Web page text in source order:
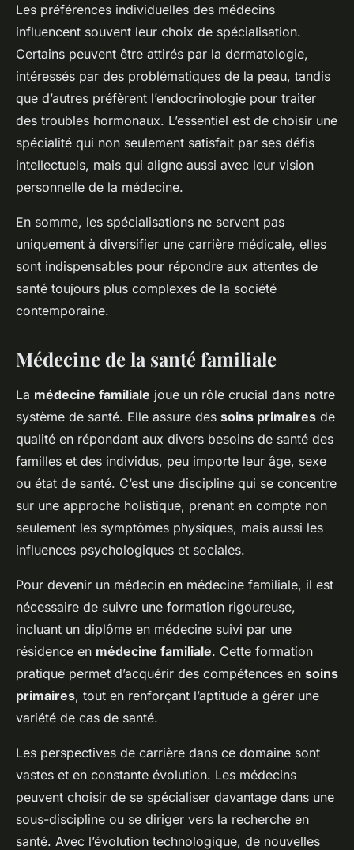
Les préférences individuelles des médecins
influencent souvent leur choix de spécialisation.
Certains peuvent être attirés par la dermatologie,
intéressés par des problématiques de la peau, tandis
que d’autres préfèrent l’endocrinologie pour traiter
des troubles hormonaux. L’essentiel est de choisir une
spécialité qui non seulement satisfait par ses défis
intellectuels, mais qui aligne aussi avec leur vision
personnelle de la médecine.
En somme, les spécialisations ne servent pas
uniquement à diversifier une carrière médicale, elles
sont indispensables pour répondre aux attentes de
santé toujours plus complexes de la société
contemporaine.
Médecine de la santé familiale
La médecine familiale joue un rôle crucial dans notre
système de santé. Elle assure des soins primaires de
qualité en répondant aux divers besoins de santé des
familles et des individus, peu importe leur âge, sexe
ou état de santé. C’est une discipline qui se concentre
sur une approche holistique, prenant en compte non
seulement les symptômes physiques, mais aussi les
influences psychologiques et sociales.
Pour devenir un médecin en médecine familiale, il est
nécessaire de suivre une formation rigoureuse,
incluant un diplôme en médecine suivi par une
résidence en médecine familiale. Cette formation
pratique permet d’acquérir des compétences en soins
primaires, tout en renforçant l’aptitude à gérer une
variété de cas de santé.
Les perspectives de carrière dans ce domaine sont
vastes et en constante évolution. Les médecins
peuvent choisir de se spécialiser davantage dans une
sous-discipline ou se diriger vers la recherche en
santé. Avec l’évolution technologique, de nouvelles